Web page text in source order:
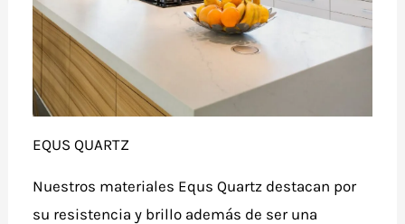
EQUS QUARTZ
Nuestros materiales Equs Quartz destacan por
su resistencia y brillo además de ser una